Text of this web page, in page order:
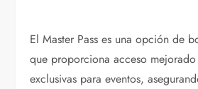
El Master Pass es una opción de
que proporciona acceso
exclusivas para eventos,